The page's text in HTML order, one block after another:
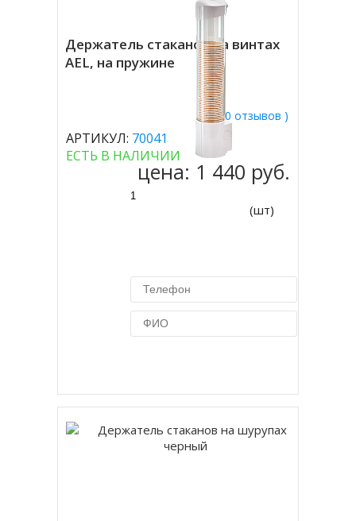
Держатель стаканов на винтах
AEL, на пружине
( 0 отзывов )
АРТИКУЛ: 70041
ЕСТЬ В НАЛИЧИИ
цена: 1 440 руб.
(шт)